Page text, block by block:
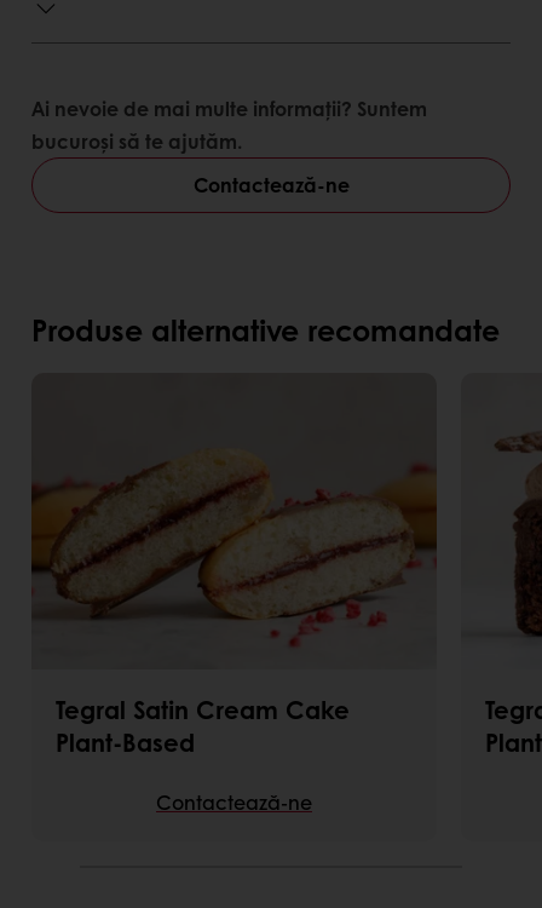
Ai nevoie de mai multe informații? Suntem
bucuroși să te ajutăm.
Contactează-ne
Produse alternative recomandate
Tegral Satin Cream Cake
Plant-Based
Contactează-ne